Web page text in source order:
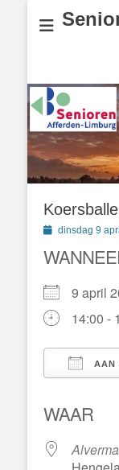
Geplaatst
dinsdag 9
9 april
14:00 -
AAN
WAAR